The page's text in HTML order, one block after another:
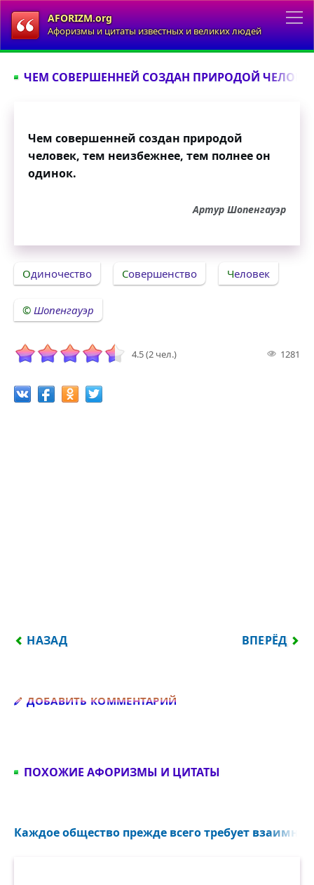
AFORIZM.org
Афоризмы и цитаты известных и великих людей
ЧЕМ СОВЕРШЕННЕЙ СОЗДАН ПРИРОДОЙ
Чем совершенней создан природой
человек, тем неизбежнее, тем полнее он
одинок.
Артур Шопенгауэр
Одиночество Совершенство Человек
Шопенгауэр
4.5 (2 чел.) 1281
ПРЕДЫДУЩИЙ: БОЛЬШИНСТВО ЛЮДЕЙ ВМЕСТО
НАЗАД ВПЕРЁД
ДОБАВИТЬ КОММЕНТАРИЙ
ПОХОЖИЕ АФОРИЗМЫ И ЦИТАТЫ
Каждое общество прежде всего требует